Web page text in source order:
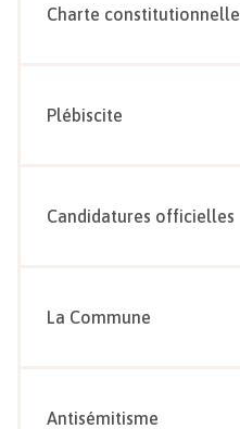
Charte constitutionnelle
Plébiscite
Candidatures officielles
La Commune
Antisémitisme